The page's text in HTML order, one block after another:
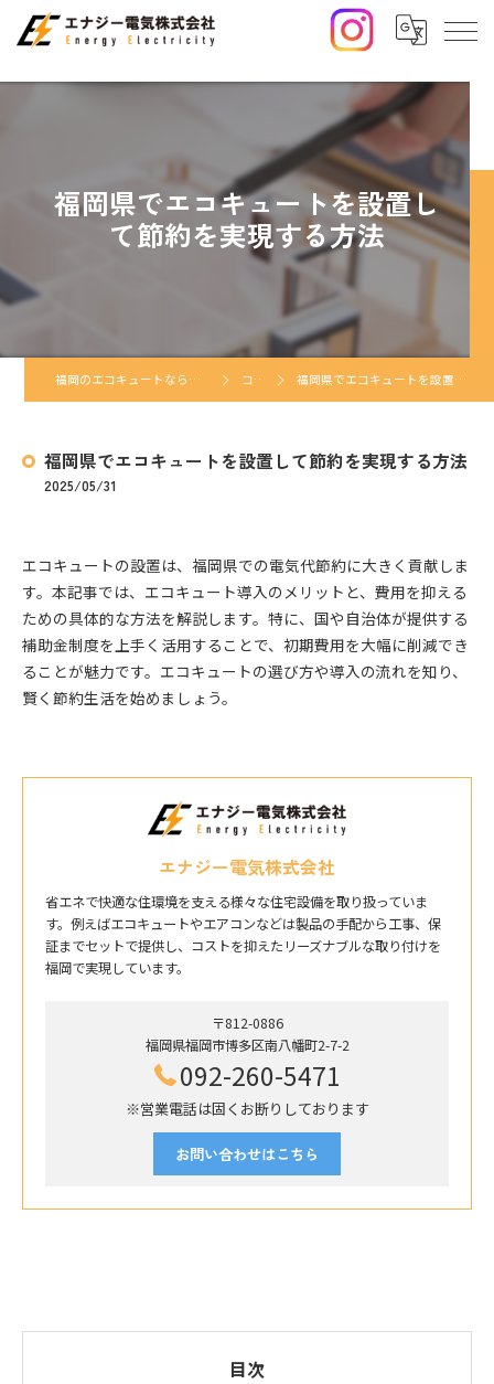
福岡県でエコキュートを設置し
て節約を実現する方法
福岡のエコキュートならエナジー電気株式会社 コラム 福岡県でエコキュートを設置して節約を実現する方法
福岡県でエコキュートを設置して節約を実現する方法
2025/05/31
エコキュートの設置は、福岡県での電気代節約に大きく貢献しま
す。本記事では、エコキュート導入のメリットと、費用を抑える
ための具体的な方法を解説します。特に、国や自治体が提供する
補助金制度を上手く活用することで、初期費用を大幅に削減でき
ることが魅力です。エコキュートの選び方や導入の流れを知り、
賢く節約生活を始めましょう。
エナジー電気株式会社
省エネで快適な住環境を支える様々な住宅設備を取り扱っていま
す。例えばエコキュートやエアコンなどは製品の手配から工事、保
証までセットで提供し、コストを抑えたリーズナブルな取り付けを
福岡で実現しています。
〒812-0886
福岡県福岡市博多区南八幡町2-7-2
092-260-5471
※営業電話は固くお断りしております
お問い合わせはこちら
目次